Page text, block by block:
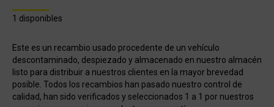
1 disponibles
Este es un recambio usado procedente de un vehículo
descontaminado, despiezado y almacenado en nuestro almacén
listo para distribuir a nuestros clientes en la mayor brevedad
posible. Todos los recambios han pasado nuestro control de
calidad, han sido verificados y seleccionados 1 a 1 por nuestros